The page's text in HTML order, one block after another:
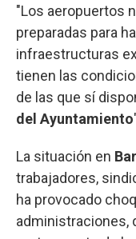
"Los aeropuertos
preparadas para
infraestructuras
tienen las
de las que sí
del Ayuntamiento
La situación en
trabajadores,
ha provocado
administraciones,